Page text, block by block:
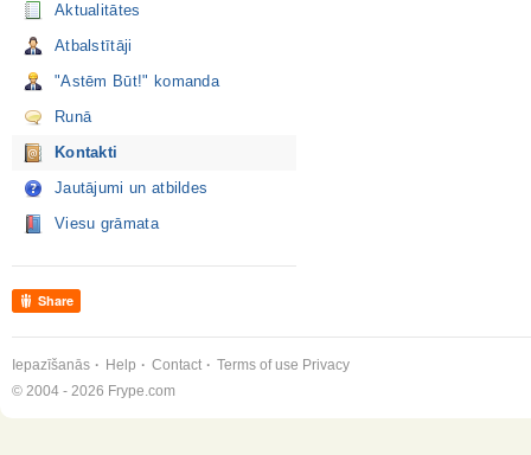
Aktualitātes
Atbalstītāji
"Astēm Būt!" komanda
Runā
Kontakti
Jautājumi un atbildes
Viesu grāmata
Share
Iepazīšanās Help Contact Terms of use Privacy
© 2004 - 2026 Frype.com